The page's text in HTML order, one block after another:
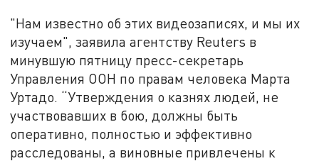
"Нам известно об этих видеозаписях, и мы их
изучаем", заявила агентству Reuters в
минувшую пятницу пресс-секретарь
Управления ООН по правам человека Марта
Уртадо. “Утверждения о казнях людей, не
участвовавших в бою, должны быть
оперативно, полностью и эффективно
расследованы, а виновные привлечены к